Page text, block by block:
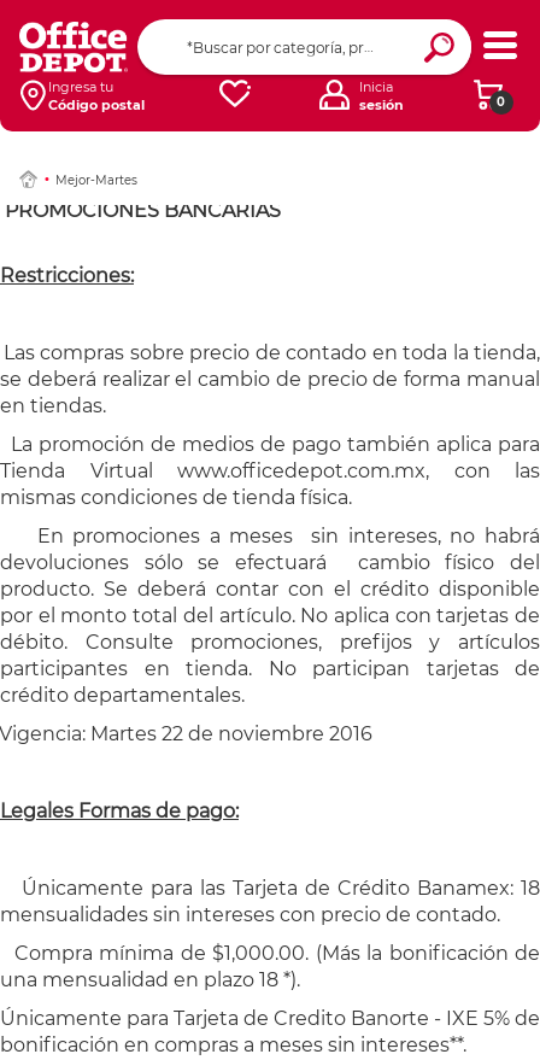
Ingresa tu
Código postal
0
Inicia
sesión
Mejor-Martes
PROMOCIONES BANCARIAS
Restricciones:
Las compras sobre precio de contado en toda la tienda,
se deberá realizar el cambio de precio de forma manual
en tiendas.
La promoción de medios de pago también aplica para
Tienda Virtual www.officedepot.com.mx, con las
mismas condiciones de tienda física.
En promociones a meses sin intereses, no habrá
devoluciones sólo se efectuará cambio físico del
producto. Se deberá contar con el crédito disponible
por el monto total del artículo. No aplica con tarjetas de
débito. Consulte promociones, prefijos y artículos
participantes en tienda. No participan tarjetas de
crédito departamentales.
Vigencia: Martes 22 de noviembre 2016
Legales Formas de pago:
Únicamente para las Tarjeta de Crédito Banamex: 18
mensualidades sin intereses con precio de contado.
Compra mínima de $1,000.00. (Más la bonificación de
una mensualidad en plazo 18 *).
Únicamente para Tarjeta de Credito Banorte - IXE 5% de
bonificación en compras a meses sin intereses**.